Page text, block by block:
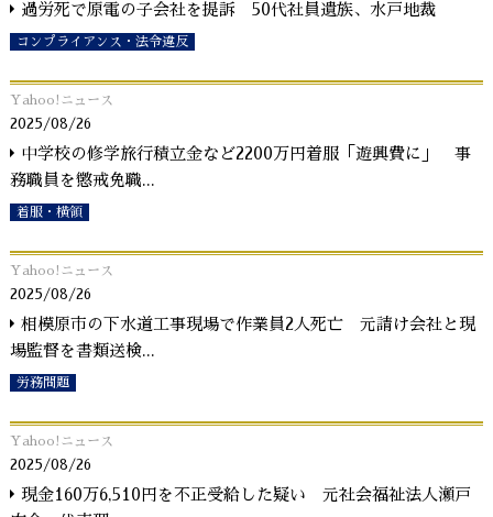
過労死で原電の子会社を提訴 50代社員遺族、水戸地裁
コンプライアンス・法令違反
Yahoo!ニュース
2025/08/26
中学校の修学旅行積立金など2200万円着服「遊興費に」 事
務職員を懲戒免職...
着服・横領
Yahoo!ニュース
2025/08/26
相模原市の下水道工事現場で作業員2人死亡 元請け会社と現
場監督を書類送検...
労務問題
Yahoo!ニュース
2025/08/26
現金160万6,510円を不正受給した疑い 元社会福祉法人瀬戸